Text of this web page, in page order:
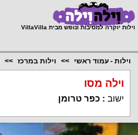
וילות יוקרה למסיבות ונופש מבית VillaVilla
וילות - עמוד ראשי וילות במרכז
וילה מסו
ישוב :כפר טרומן